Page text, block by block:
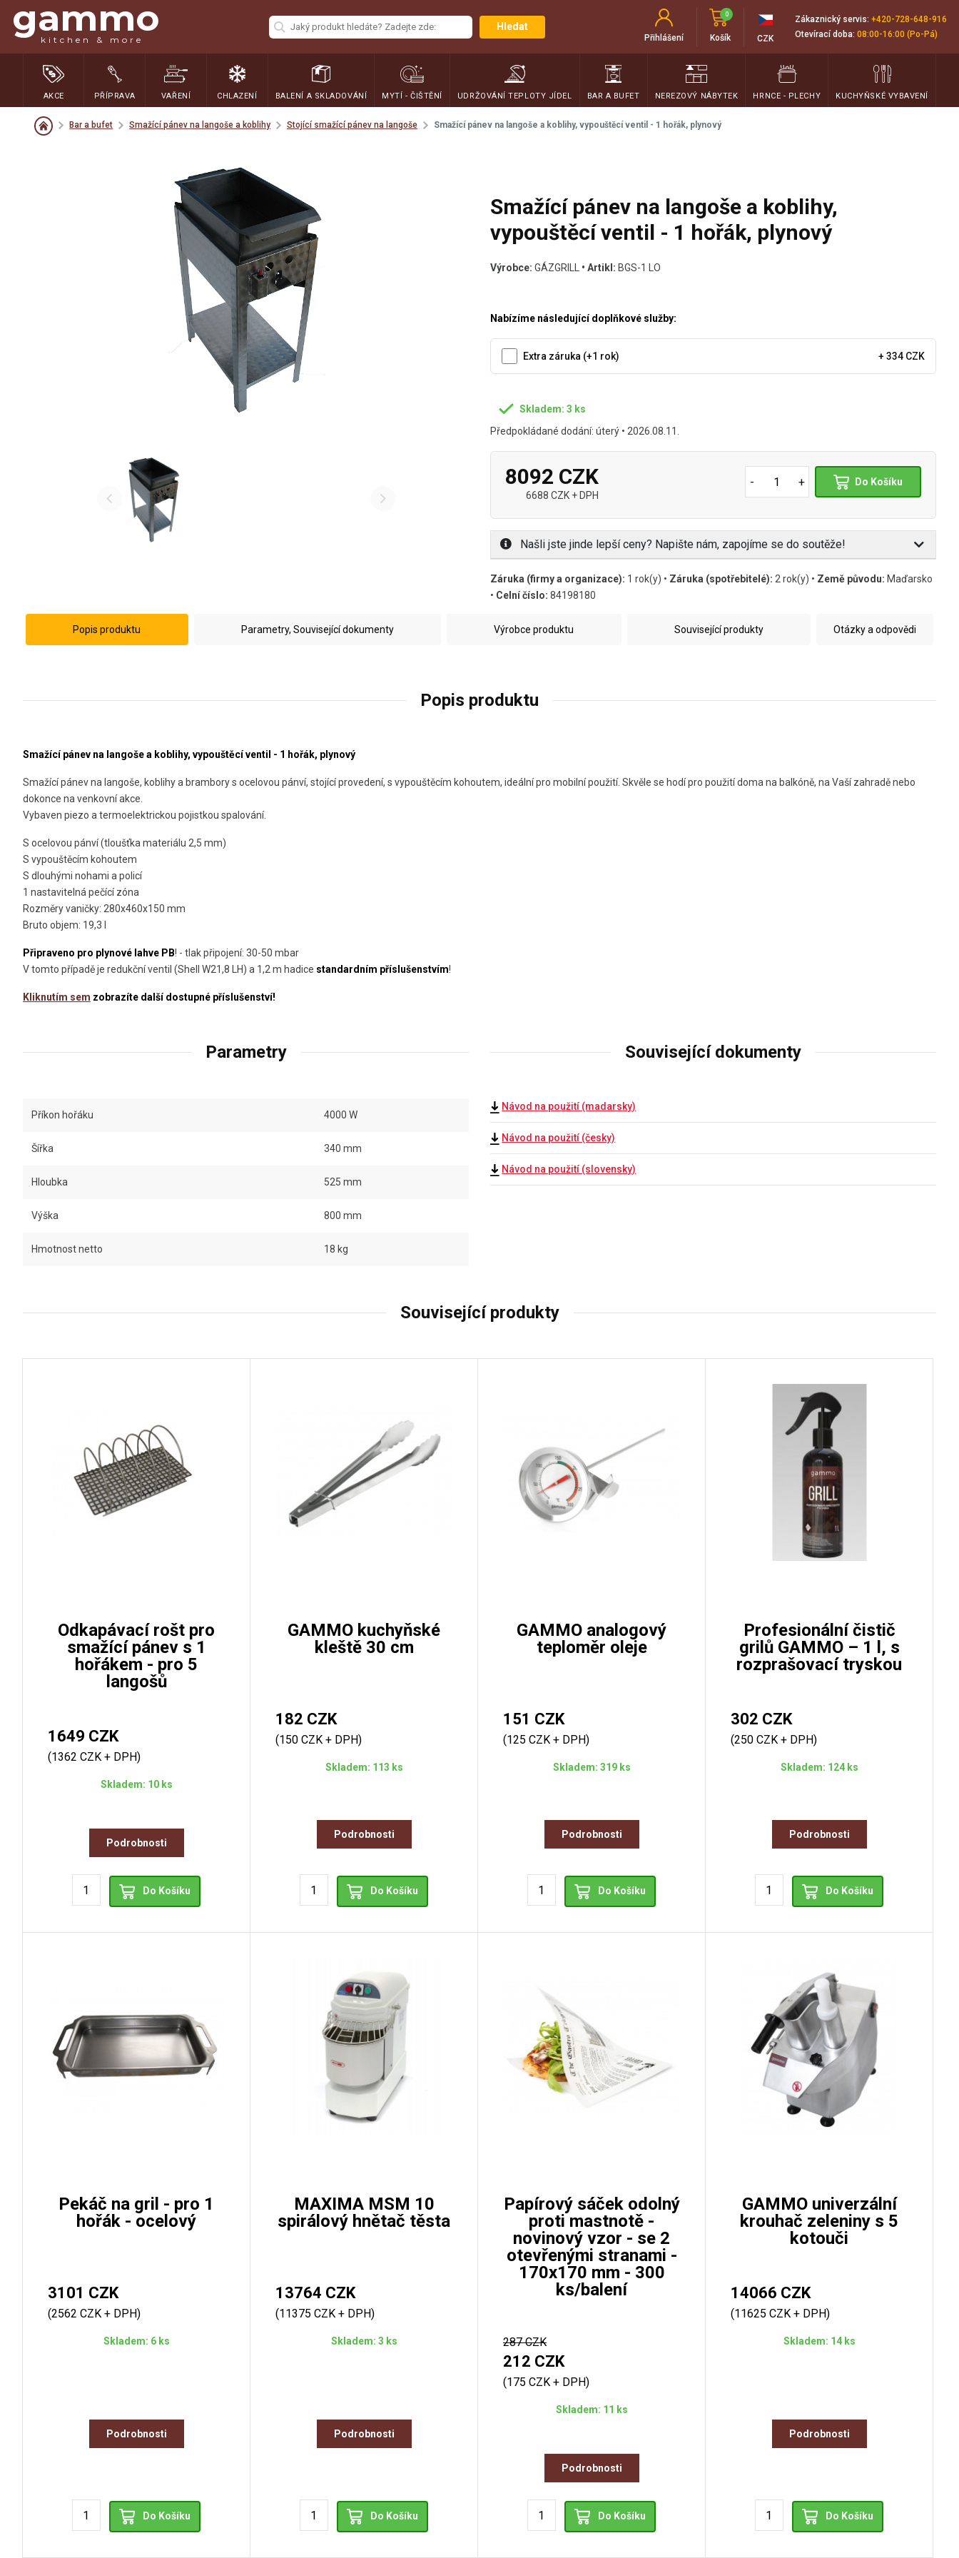
gammo
kitchen & more
Hledat
Přihlášení Košík
0
CZK
Zákaznický servis: +420-728-648-916
Otevírací doba: 08:00-16:00 (Po-Pá)
AKCE PŘÍPRAVA VAŘENÍ CHLAZENÍ BALENÍ A SKLADOVÁNÍ MYTÍ - ČIŠTĚNÍ UDRŽOVÁNÍ TEPLOTY JÍDEL BAR A BUFET NEREZOVÝ NÁBYTEK HRNCE - PLECHY KUCHYŇSKÉ VYBAVENÍ
Bar a bufet Smažící pánev na langoše a koblihy Stojící smažící pánev na langoše Smažící pánev na langoše a koblihy, vypouštěcí ventil - 1 hořák, plynový
Smažící pánev na langoše a koblihy,
vypouštěcí ventil - 1 hořák, plynový
Výrobce: GÁZGRILL • Artikl: BGS-1 LO
Nabízíme následující doplňkové služby:
Extra záruka (+1 rok) + 334 CZK
Skladem: 3 ks
Předpokládané dodání: úterý • 2026.08.11.
8092 CZK
6688 CZK + DPH
- + Do Košíku
Našli jste jinde lepší ceny? Napište nám, zapojíme se do soutěže!
Záruka (firmy a organizace): 1 rok(y) • Záruka (spotřebitelé): 2 rok(y) • Země původu: Maďarsko
• Celní číslo: 84198180
Popis produktu Parametry, Související dokumenty Výrobce produktu Související produkty Otázky a odpovědi
Popis produktu
Smažící pánev na langoše a koblihy, vypouštěcí ventil - 1 hořák, plynový
Smažící pánev na langoše, koblihy a brambory s ocelovou pánví, stojící provedení, s vypouštěcím kohoutem, ideální pro mobilní použití. Skvěle se hodí pro použití doma na balkóně, na Vaší zahradě nebo
dokonce na venkovní akce.
Vybaven piezo a termoelektrickou pojistkou spalování.
S ocelovou pánví (tloušťka materiálu 2,5 mm)
S vypouštěcím kohoutem
S dlouhými nohami a policí
1 nastavitelná pečící zóna
Rozměry vaničky: 280x460x150 mm
Bruto objem: 19,3 l
Připraveno pro plynové lahve PB! - tlak připojení: 30-50 mbar
V tomto případě je redukční ventil (Shell W21,8 LH) a 1,2 m hadice standardním příslušenstvím!
Kliknutím sem zobrazíte další dostupné příslušenství!
Parametry
Příkon hořáku 4000 W
Šířka 340 mm
Hloubka 525 mm
Výška 800 mm
Hmotnost netto 18 kg
Související dokumenty
Návod na použití (madarsky)
Návod na použití (česky)
Návod na použití (slovensky)
Související produkty
Odkapávací rošt pro
smažící pánev s 1
hořákem - pro 5
langošů
1649 CZK
(1362 CZK + DPH)
Skladem: 10 ks
Podrobnosti
Do Košíku
GAMMO kuchyňské
kleště 30 cm
182 CZK
(150 CZK + DPH)
Skladem: 113 ks
Podrobnosti
Do Košíku
GAMMO analogový
teploměr oleje
151 CZK
(125 CZK + DPH)
Skladem: 319 ks
Podrobnosti
Do Košíku
Profesionální čistič
grilů GAMMO – 1 l, s
rozprašovací tryskou
302 CZK
(250 CZK + DPH)
Skladem: 124 ks
Podrobnosti
Do Košíku
Pekáč na gril - pro 1
hořák - ocelový
3101 CZK
(2562 CZK + DPH)
Skladem: 6 ks
Podrobnosti
Do Košíku
MAXIMA MSM 10
spirálový hnětač těsta
13764 CZK
(11375 CZK + DPH)
Skladem: 3 ks
Podrobnosti
Do Košíku
Papírový sáček odolný
proti mastnotě -
novinový vzor - se 2
otevřenými stranami -
170x170 mm - 300
ks/balení
287 CZK
212 CZK
(175 CZK + DPH)
Skladem: 11 ks
Podrobnosti
Do Košíku
GAMMO univerzální
krouhač zeleniny s 5
kotouči
14066 CZK
(11625 CZK + DPH)
Skladem: 14 ks
Podrobnosti
Do Košíku